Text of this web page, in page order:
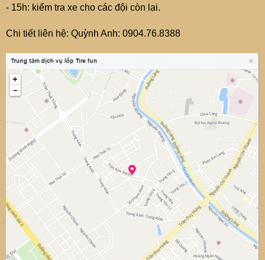
- 15h: kiểm tra xe cho các đội còn lại.
Chi tiết liên hệ: Quỳnh Anh: 0904.76.8388